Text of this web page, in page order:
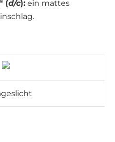
(d/c): ein mattes